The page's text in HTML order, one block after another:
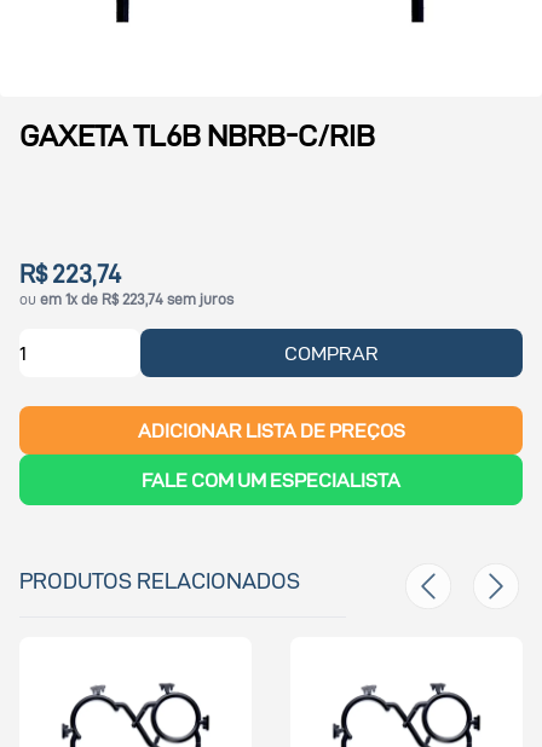
GAXETA TL6B NBRB-C/RIB
R$ 223,74
ou em 1x de R$ 223,74 sem juros
COMPRAR
ADICIONAR LISTA DE PREÇOS
FALE COM UM ESPECIALISTA
PRODUTOS RELACIONADOS